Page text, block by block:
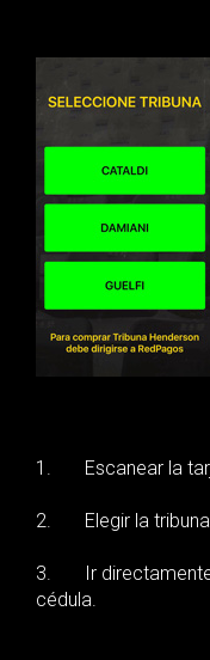
1. Escanear la
2. Elegir la tribuna
3. Ir directamente
cédula.